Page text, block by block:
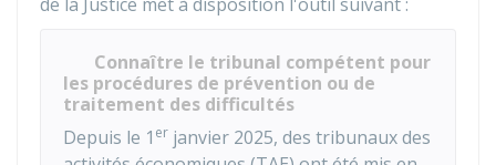
Connaître le tribunal compétent pour
les procédures de prévention ou de
traitement des difficultés
Depuis le 1 er janvier 2025, des tribunaux des